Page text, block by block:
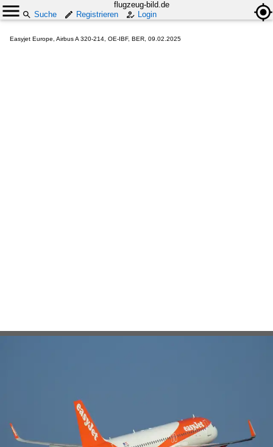
flugzeug-bild.de
Suche
Registrieren Login
Easyjet Europe, Airbus A 320-214, OE-IBF, BER, 09.02.2025